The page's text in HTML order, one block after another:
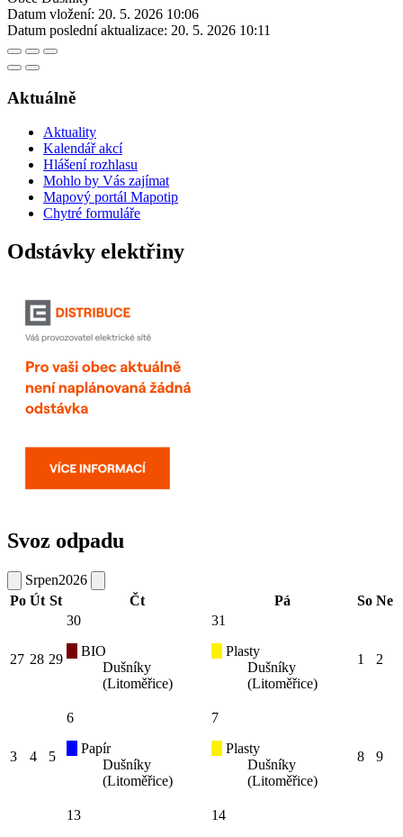
Datum vložení: 20. 5. 2026 10:06
Datum poslední aktualizace: 20. 5. 2026 10:11
Aktuálně
Aktuality
Kalendář akcí
Hlášení rozhlasu
Mohlo by Vás zajímat
Mapový portál Mapotip
Chytré formuláře
Odstávky elektřiny
Svoz odpadu
Srpen2026
Po Út St Čt Pá So Ne
27 28 29
30
BIO
Dušníky
(Litoměřice)
31
Plasty
Dušníky
(Litoměřice)
1 2
3 4 5
6
Papír
Dušníky
(Litoměřice)
7
Plasty
Dušníky
(Litoměřice)
8 9
13
14